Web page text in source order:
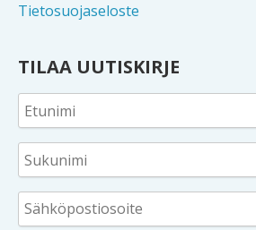
Tietosuojaseloste
TILAA UUTISKIRJE